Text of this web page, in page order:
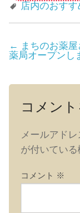
店内のおすす
投
稿
ナ
シ
ン
← まちのお薬
薬局オープンし
コメン
メールアド
が付いてい
コメント ※